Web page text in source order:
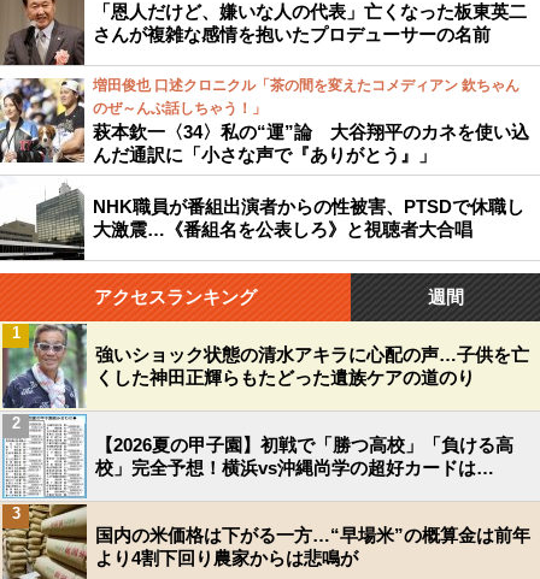
「恩人だけど、嫌いな人の代表」亡くなった板東英二
さんが複雑な感情を抱いたプロデューサーの名前
増田俊也 口述クロニクル「茶の間を変えたコメディアン 欽ちゃん
のぜ～んぶ話しちゃう！」
萩本欽一〈34〉私の“運”論 大谷翔平のカネを使い込
んだ通訳に「小さな声で『ありがとう』」
NHK職員が番組出演者からの性被害、PTSDで休職し
大激震…《番組名を公表しろ》と視聴者大合唱
アクセスランキング 週間
強いショック状態の清水アキラに心配の声…子供を亡
くした神田正輝らもたどった遺族ケアの道のり
1
【2026夏の甲子園】初戦で「勝つ高校」「負ける高
校」完全予想！横浜vs沖縄尚学の超好カードは…
2
国内の米価格は下がる一方…“早場米”の概算金は前年
より4割下回り農家からは悲鳴が
3